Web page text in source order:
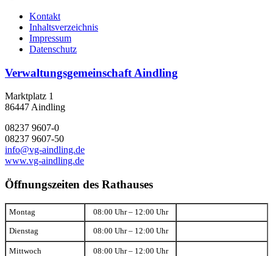
Kontakt
Inhaltsverzeichnis
Impressum
Datenschutz
Verwaltungsgemeinschaft Aindling
Marktplatz 1
86447 Aindling
08237 9607-0
08237 9607-50
info@vg-aindling.de
www.vg-aindling.de
Öffnungszeiten des Rathauses
Montag 08:00 Uhr – 12:00 Uhr
Dienstag 08:00 Uhr – 12:00 Uhr
Mittwoch 08:00 Uhr – 12:00 Uhr